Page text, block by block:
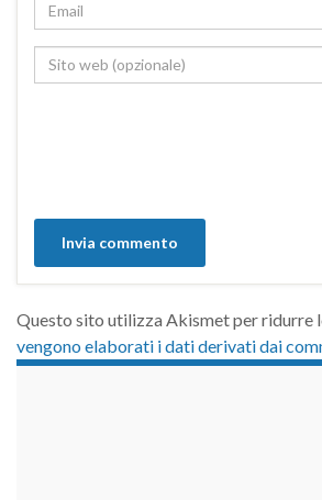
Questo sito utilizza Akismet per ridurre
vengono elaborati i dati derivati dai